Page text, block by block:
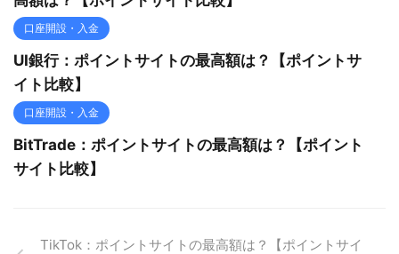
口座開設・入金
UI銀行：ポイントサイトの最高額は？【ポイントサ
イト比較】
口座開設・入金
BitTrade：ポイントサイトの最高額は？【ポイント
サイト比較】
TikTok：ポイントサイトの最高額は？【ポイントサイ